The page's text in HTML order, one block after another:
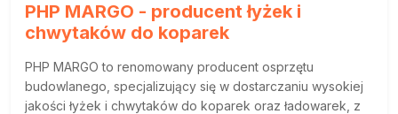
PHP MARGO - producent łyżek i
chwytaków do koparek
PHP MARGO to renomowany producent osprzętu
budowlanego, specjalizujący się w dostarczaniu wysokiej
jakości łyżek i chwytaków do koparek oraz ładowarek, z